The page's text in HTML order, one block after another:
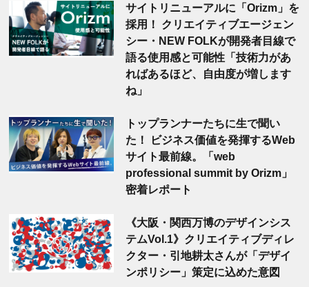
サイトリニューアルに「Orizm」を
採用！ クリエイティブエージェン
シー・NEW FOLKが開発者目線で
語る使用感と可能性「技術力があ
ればあるほど、自由度が増します
ね」
トップランナーたちに生で聞い
た！ ビジネス価値を発揮するWeb
サイト最前線。「web
professional summit by Orizm」
密着レポート
《大阪・関西万博のデザインシス
テムVol.1》クリエイティブディレ
クター・引地耕太さんが「デザイ
ンポリシー」策定に込めた意図